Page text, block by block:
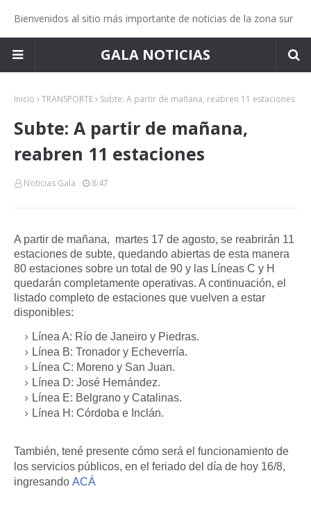
Bienvenidos al sitio más importante de noticias de la zona sur
GALA NOTICIAS
Inicio TRANSPORTE Subte: A partir de mañana, reabren 11 estaciones
Subte: A partir de mañana,
reabren 11 estaciones
Noticias Gala 8:47
A partir de mañana, martes 17 de agosto, se reabrirán 11
estaciones de subte, quedando abiertas de esta manera
80 estaciones sobre un total de 90 y las Líneas C y H
quedarán completamente operativas. A continuación, el
listado completo de estaciones que vuelven a estar
disponibles:
Línea A: Río de Janeiro y Piedras.
Línea B: Tronador y Echeverría.
Línea C: Moreno y San Juan.
Línea D: José Hernández.
Línea E: Belgrano y Catalinas.
Línea H: Córdoba e Inclán.
También, tené presente cómo será el funcionamiento de
los servicios públicos, en el feriado del día de hoy 16/8,
ingresando ACÁ